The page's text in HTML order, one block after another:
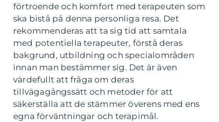
förtroende och komfort med terapeuten som
ska bistå på denna personliga resa. Det
rekommenderas att ta sig tid att samtala
med potentiella terapeuter, förstå deras
bakgrund, utbildning och specialområden
innan man bestämmer sig. Det är även
värdefullt att fråga om deras
tillvägagångssätt och metoder för att
säkerställa att de stämmer överens med ens
egna förväntningar och terapimål.